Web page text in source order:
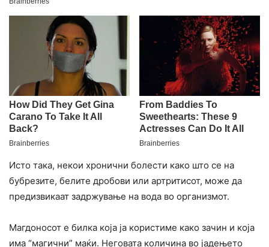
Исто така, некои хронични болести како што се на
бубрезите, белите дробови или артритисот, може да
предизвикаат задржување на вода во организмот.
Магдоносот е билка која ја користиме како зачин и која
има “магични” маќи. Неговата количина во јадењето